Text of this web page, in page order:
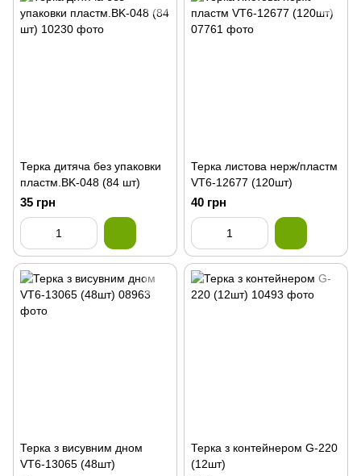
Терка дитяча без упаковки
пластм.BK-048 (84 шт)
35 грн
Терка листова нерж/пластм
VT6-12677 (120шт)
40 грн
Терка з висувним дном
VT6-13065 (48шт)
Терка з контейнером G-220
(12шт)